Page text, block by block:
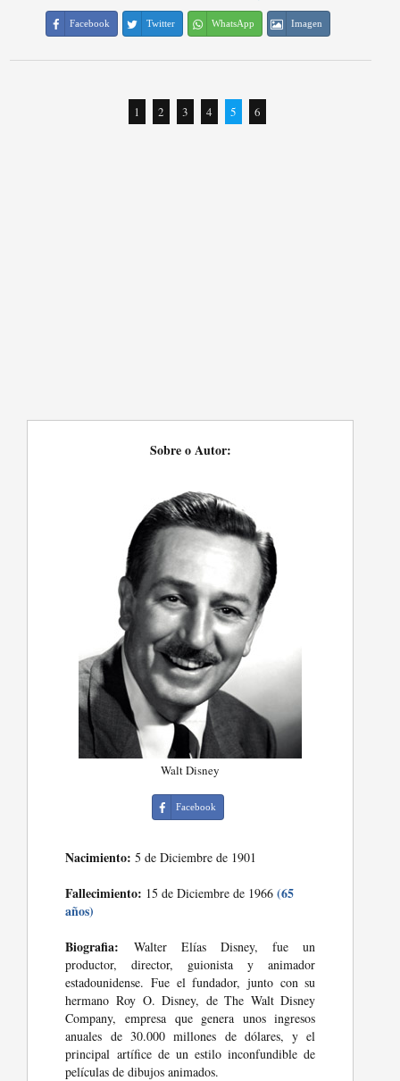
Facebook Twitter WhatsApp Imagen
1 2 3 4 5 6
Sobre o Autor:
Walt Disney
Facebook
Nacimiento: 5 de Diciembre de 1901
Fallecimiento: 15 de Diciembre de 1966(65
años)
Biografia: Walter Elías Disney, fue un
productor, director, guionista y animador
estadounidense. Fue el fundador, junto con su
hermano Roy O. Disney, de The Walt Disney
Company, empresa que genera unos ingresos
anuales de 30.000 millones de dólares, y el
principal artífice de un estilo inconfundible de
películas de dibujos animados.